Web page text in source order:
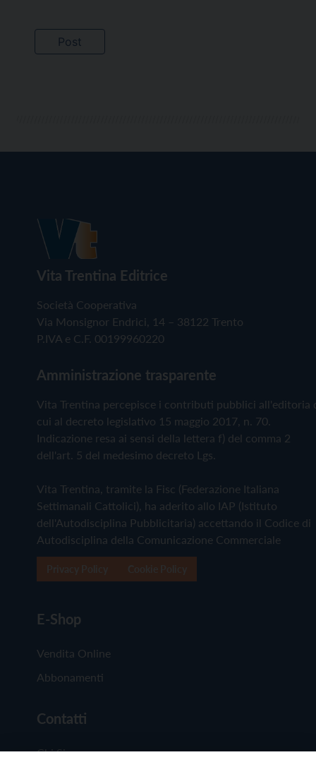
Vita Trentina Editrice
Società Cooperativa
Via Monsignor Endrici, 14 – 38122 Trento
P.IVA e C.F. 00199960220
Amministrazione trasparente
Vita Trentina percepisce i contributi pubblici all'editoria
cui al decreto legislativo 15 maggio 2017, n. 70.
Indicazione resa ai sensi della lettera f) del comma 2
dell'art. 5 del medesimo decreto Lgs.
Vita Trentina, tramite la Fisc (Federazione Italiana
Settimanali Cattolici), ha aderito allo IAP (Istituto
dell'Autodisciplina Pubblicitaria) accettando il Codice di
Autodisciplina della Comunicazione Commerciale
E-Shop
Vendita Online
Abbonamenti
Contatti
Chi Siamo